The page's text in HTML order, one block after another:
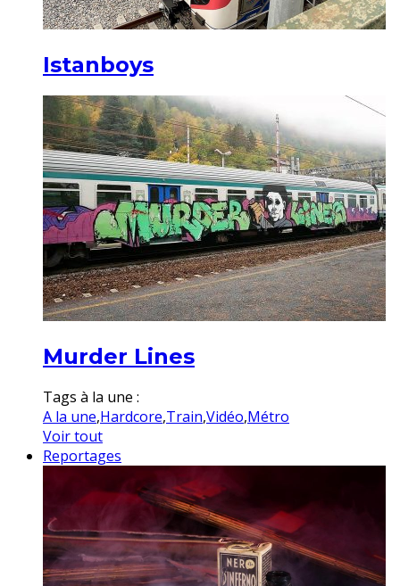
Istanboys
Murder Lines
Tags à la une :
A la une,Hardcore,Train,Vidéo,Métro
Voir tout
Reportages